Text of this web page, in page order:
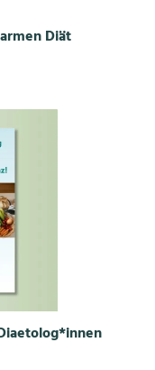
Diät